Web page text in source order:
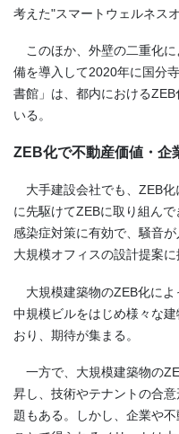
考えた"スマートウェルネス
このほか、外壁の二重化に
備を導入して2020年に国分
書館」は、都内におけるZEB
いる。
ZEB化で不動産価値・企
大手建設会社でも、 ZEB化
に先駆けてZEBに取り組ん
感染症対策に有効で、騒音
大規模オフィスの設計提案に
大規模建築物のZEB化によ
中規模ビルをはじめ様々な建
おり、期待が集まる。
一方で、大規模建築物の
昇し、技術やテナントの合
題もある。しかし、企業や不